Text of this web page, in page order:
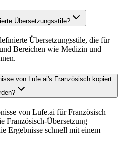
Übersetzungsstile?
Übersetzungsstile, die für
Bereichen wie Medizin und
von Lufe.ai's Französisch kopiert
von Lufe.ai für Französisch
Französisch-Übersetzung
Ergebnisse schnell mit einem